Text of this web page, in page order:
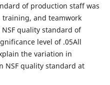
of production staff was
training, and teamwork
quality standard of
level of .05All
the variation in
NSF quality standard at